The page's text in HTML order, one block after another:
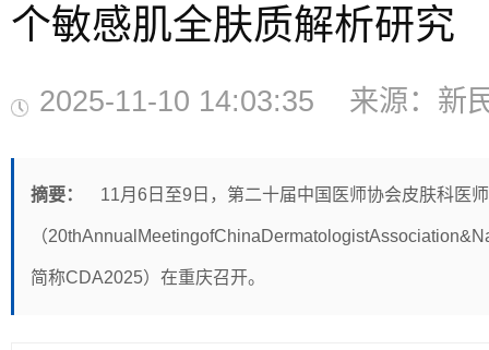
个敏感肌全肤质解析研究
2025-11-10 14:03:35 来源：
摘要： 11月6日至9日，第二十届中国医师协会皮肤科医
（
简称CDA2025）在重庆召开。